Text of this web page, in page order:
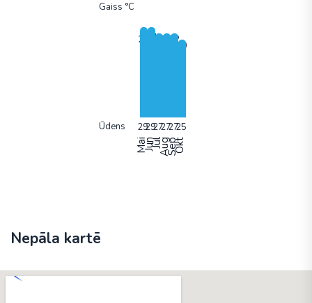
Gaiss °C
Ūdens
MaiJunJūlAugSepOkt
Nepāla kartē